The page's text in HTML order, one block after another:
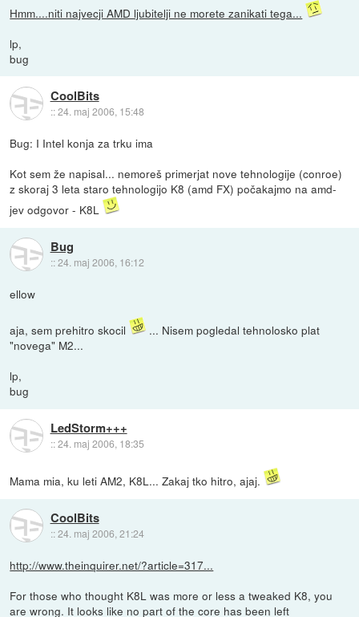
Hmm....niti najvecji AMD ljubitelji ne morete zanikati tega...
lp,
bug
CoolBits
::24. maj 2006, 15:48
Bug: I Intel konja za trku ima
Kot sem že napisal... nemoreš primerjat nove tehnologije (conroe)
z skoraj 3 leta staro tehnologijo K8 (amd FX) počakajmo na amd-
jev odgovor - K8L
Bug
::24. maj 2006, 16:12
ellow
aja, sem prehitro skocil
... Nisem pogledal tehnolosko plat
"novega" M2...
lp,
bug
LedStorm+++
::24. maj 2006, 18:35
Mama mia, ku leti AM2, K8L... Zakaj tko hitro, ajaj.
CoolBits
::24. maj 2006, 21:24
http://www.theinquirer.net/?article=317...
For those who thought K8L was more or less a tweaked K8, you
are wrong. It looks like no part of the core has been left